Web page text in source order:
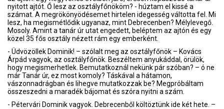
nyitott ajtót. Ő lesz az osztályfőnököm? - húztam el kissé a
számat. A megrökönyödésemet hirtelen idegesség váltotta fel. Mi
lesz, ha megismétlődik ugyanaz, mint Debrecenben? Mélylevegő.
Mosoly. Amint a tanár úr utat engedett, beléptem az ajtón és egy
közel 35 fős osztály nézett rám egy emberként.
- Üdvözöllek Dominik! – szólalt meg az osztályfőnök – Kovács
Árpád vagyok, az osztályfőnök. Beszéltem anyukáddal, örülök,
hogy megismerhetlek. Bemutatkoznál nekünk pár szóban? – ó ne
már Tanár úr, ez most komoly? Táskával a hátamon,
vászonnadrágban és lihegve mutatkozzak be? Megpróbáltam
összeszedni a maradék bájomat és szóra nyitni a szám.
- Pétervári Dominik vagyok. Debrecenből költöztünk ide két hete. –